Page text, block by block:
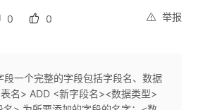
举报
0 0
段一个完整的字段包括字段名、数据
名> ADD <新字段名><数据类型>